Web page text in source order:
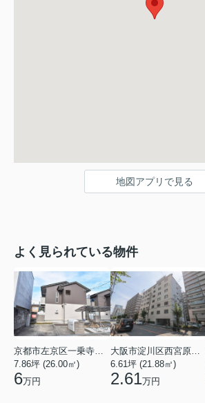
地図アプリで見る
よく見られている物件
京都市左京区一乗寺北大丸町
7.86坪 (26.00㎡)
6万円
大阪市淀川区西宮原３丁目
6.61坪 (21.88㎡)
2.61万円